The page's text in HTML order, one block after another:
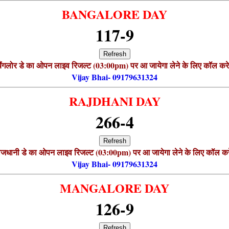
BANGALORE DAY
117-9
Refresh
डे का ओपन लाइव रिजल्ट (03:00pm) पर आ जायेगा लेने के लिए कॉल
Vijay Bhai- 09179631324
RAJDHANI DAY
266-4
Refresh
डे का ओपन लाइव रिजल्ट (03:00pm) पर आ जायेगा लेने के लिए कॉल
Vijay Bhai- 09179631324
MANGALORE DAY
126-9